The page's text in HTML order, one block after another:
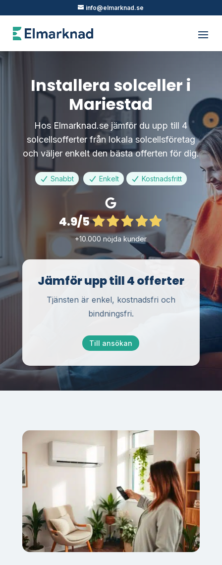
info@elmarknad.se
Installera solceller i
Mariestad
Hos Elmarknad.se jämför du upp till 4
solcellsofferter från lokala solcellsföretag
och väljer enkelt den bästa offerten för dig.
Snabbt Enkelt Kostnadsfritt
4.9/5
+10.000 nöjda kunder
Jämför upp till 4 offerter
Tjänsten är enkel, kostnadsfri och
bindningsfri.
Till ansökan